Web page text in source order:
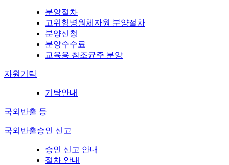
분양절차
고위험병원체자원 분양절차
분양신청
분양수수료
교육용 참조균주 분양
자원기탁
기탁안내
국외반출 등
국외반출승인 신고
승인 신고 안내
절차 안내